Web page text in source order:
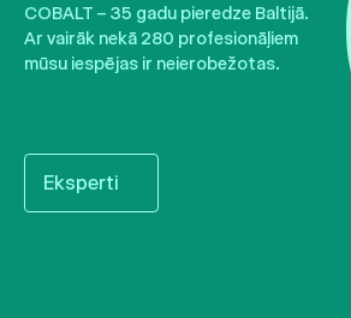
COBALT – 35 gadu pieredze Baltijā.
Ar vairāk nekā 280 profesionāļiem
mūsu iespējas ir neierobežotas.
Eksperti